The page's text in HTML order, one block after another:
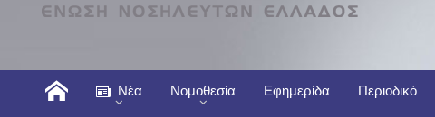
Νέα Νομοθεσία Εφημερίδα Περιοδικό